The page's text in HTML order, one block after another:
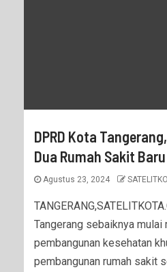
DPRD Kota
Dua Rumah Sakit
Agustus 23, 2024
Tangerang sebaiknya mulai
pembangunan kesehatan
pembangunan rumah sakit